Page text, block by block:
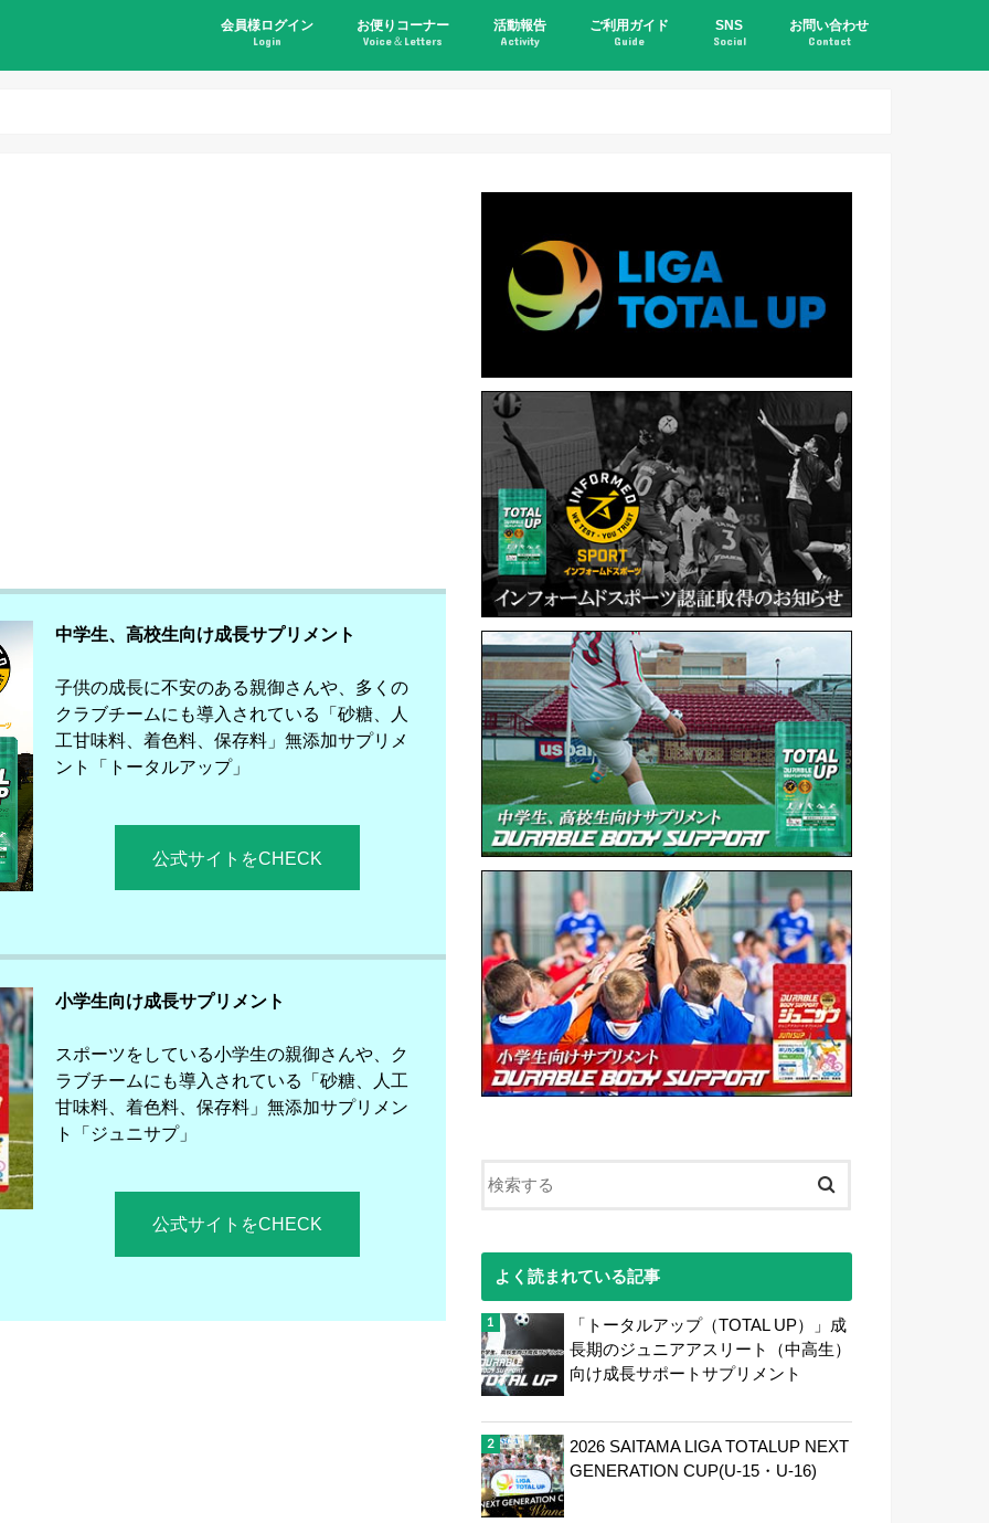
会員様ログイン
Login
お便りコーナー
Voice＆Letters
活動報告
Activity
ご利用ガイド
Guide
SNS
Social
お問い合わせ
Contact
中学生、高校生向け成長サプリメント
子供の成長に不安のある親御さんや、多くの
クラブチームにも導入されている「砂糖、人
工甘味料、着色料、保存料」無添加サプリメ
ント「トータルアップ」
公式サイトをCHECK
小学生向け成長サプリメント
スポーツをしている小学生の親御さんや、ク
ラブチームにも導入されている「砂糖、人工
甘味料、着色料、保存料」無添加サプリメン
ト「ジュニサプ」
公式サイトをCHECK
よく読まれている記事
「トータルアップ（TOTAL UP）」成
長期のジュニアアスリート（中高生）
向け成長サポートサプリメント
2026 SAITAMA LIGA TOTALUP NEXT
GENERATION CUP(U-15・U-16)